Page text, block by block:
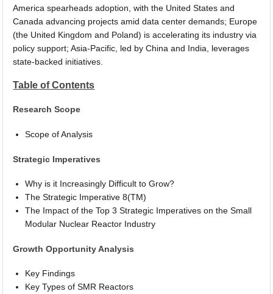
America spearheads adoption, with the United States and
Canada advancing projects amid data center demands; Europe
(the United Kingdom and Poland) is accelerating its industry via
policy support; Asia-Pacific, led by China and India, leverages
state-backed initiatives.
Table of Contents
Research Scope
Scope of Analysis
Strategic Imperatives
Why is it Increasingly Difficult to Grow?
The Strategic Imperative 8(TM)
The Impact of the Top 3 Strategic Imperatives on the Small
Modular Nuclear Reactor Industry
Growth Opportunity Analysis
Key Findings
Key Types of SMR Reactors